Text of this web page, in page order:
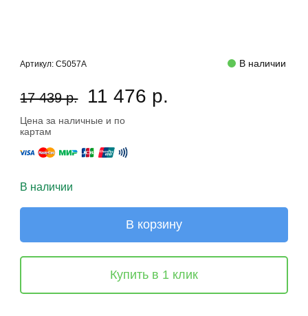
Артикул:C5057A В наличии
17 439 р. 11 476 р.
Цена за наличные и по
картам
В наличии
В корзину
Купить в 1 клик